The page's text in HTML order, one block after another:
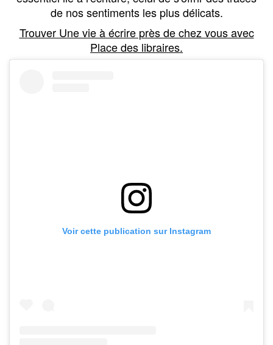
de nos sentiments les plus délicats.
Trouver Une vie à écrire près de chez vous avec
Place des libraires.
Voir cette publication sur Instagram